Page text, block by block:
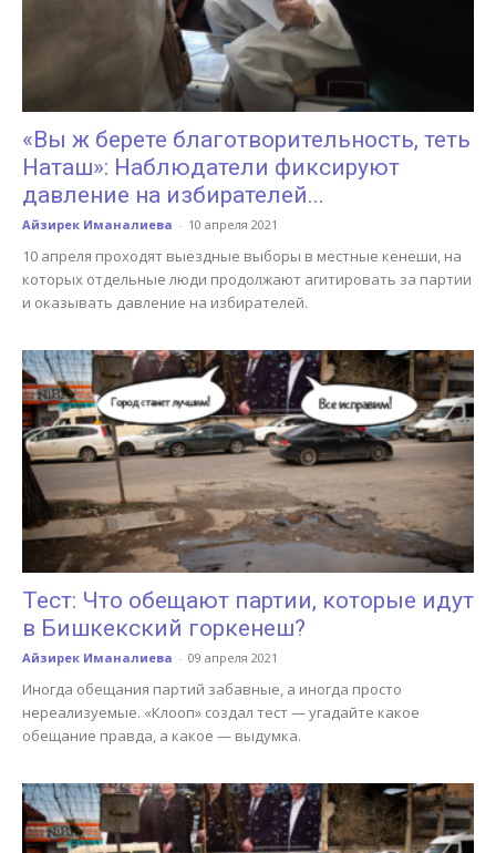
«Вы ж берете благотворительность, теть
Наташ»: Наблюдатели фиксируют
давление на избирателей...
Айзирек Иманалиева - 10 апреля 2021
10 апреля проходят выездные выборы в местные кенеши, на
которых отдельные люди продолжают агитировать за партии
и оказывать давление на избирателей.
Тест: Что обещают партии, которые идут
в Бишкекский горкенеш?
Айзирек Иманалиева - 09 апреля 2021
Иногда обещания партий забавные, а иногда просто
нереализуемые. «Клооп» создал тест — угадайте какое
обещание правда, а какое — выдумка.